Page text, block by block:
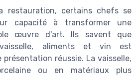
restauration, certains chefs se
capacité à transformer une
œuvre d'art. Ils savent que
aliments et vin est
présentation réussie. La vaisselle,
ou en matériaux plus